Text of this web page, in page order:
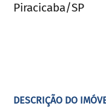
Piracicaba/SP
DESCRIÇÃO DO